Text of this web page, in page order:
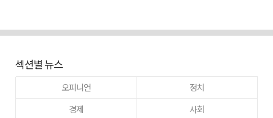
섹션별 뉴스
오피니언
정치
경제
사회